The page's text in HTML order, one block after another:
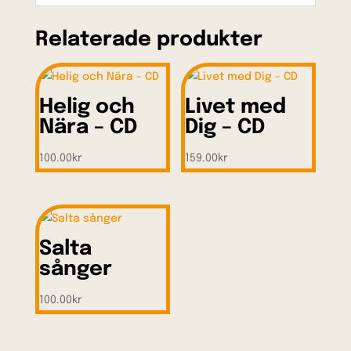
Relaterade produkter
Helig och
Nära – CD
100.00 kr
Livet med
Dig – CD
159.00 kr
Salta
sånger
100.00 kr